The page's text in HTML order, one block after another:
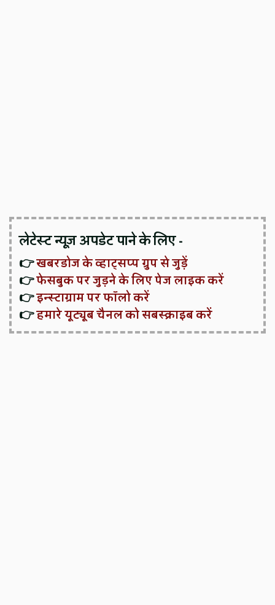
लेटेस्ट न्यूज़ अपडेट पाने के लिए -
👉खबरडोज के व्हाट्सप्प ग्रुप से जुड़ें
👉फेसबुक पर जुड़ने के लिए पेज लाइक करें
👉इन्स्टाग्राम पर फॉलो करें
👉हमारे यूट्यूब चैनल को सबस्क्राइब करें